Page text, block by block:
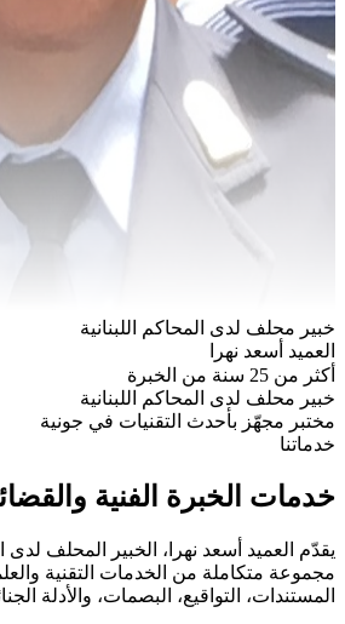
خبير محلف لدى المحاكم اللبنانية
العميد أسعد نهرا
أكثر من 25 سنة من الخبرة
خبير محلف لدى المحاكم اللبنانية
مختبر مجهّز بأحدث التقنيات في جونية
خدماتنا
خدمات الخبرة الفنية
يقدّم العميد أسعد نهرا، الخبير المحلف لدى
مجموعة متكاملة من الخدمات التقنية
المستندات، التواقيع، البصمات، والأدلة